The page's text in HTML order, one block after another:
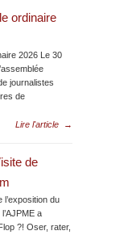
ordinaire
2026 Le 30
journalistes
de
Lire l'article
→
de
l’exposition du
a
?! Oser, rater,